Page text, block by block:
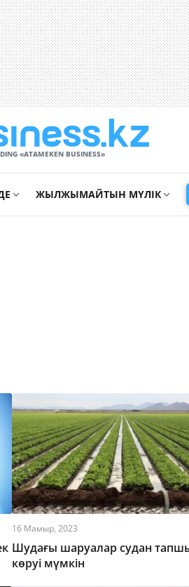
«ATAMEKЕN BUSINESS»
ЖЫЛЖЫМАЙТЫН МҮЛІК
16 Мамыр, 2023
Шудағы шаруалар судан
көруі мүмкін